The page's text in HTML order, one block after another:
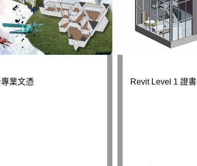
業文憑 Revit Level 1 證書